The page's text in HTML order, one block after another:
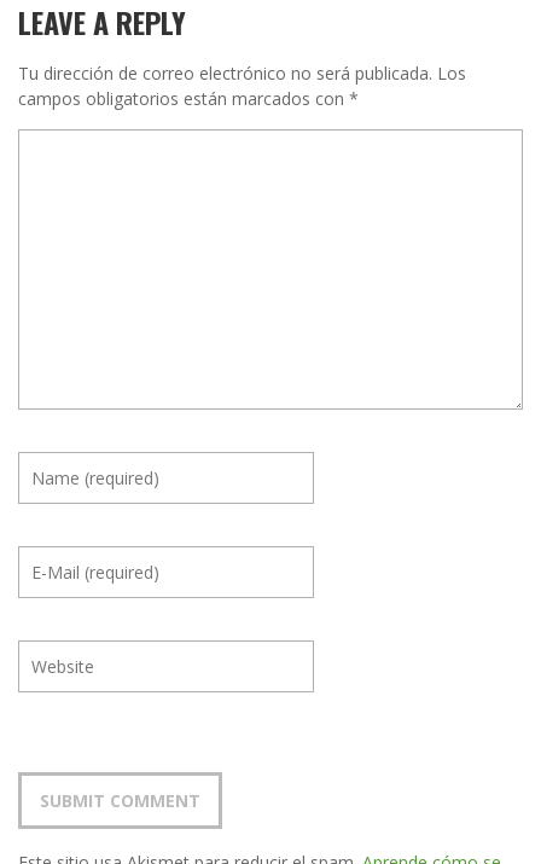
LEAVE A REPLY
Tu dirección de correo electrónico no será publicada. Los
campos obligatorios están marcados con *